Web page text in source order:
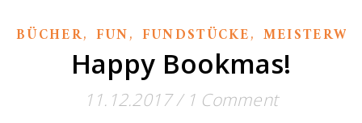
BÜCHER, FUN, FUNDSTÜCKE,
Happy Bookmas!
11.12.2017/ 1 Comment